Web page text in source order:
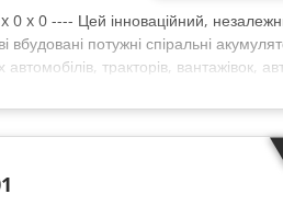
x 0 ---- Цей інноваційний,
потужні спіральні
тракторів, вантажівок,
транспортних засобів. Crodezr